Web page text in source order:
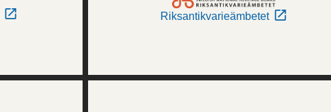
Riksantikvarieämbetet